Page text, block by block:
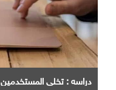
دراسه : تخلي